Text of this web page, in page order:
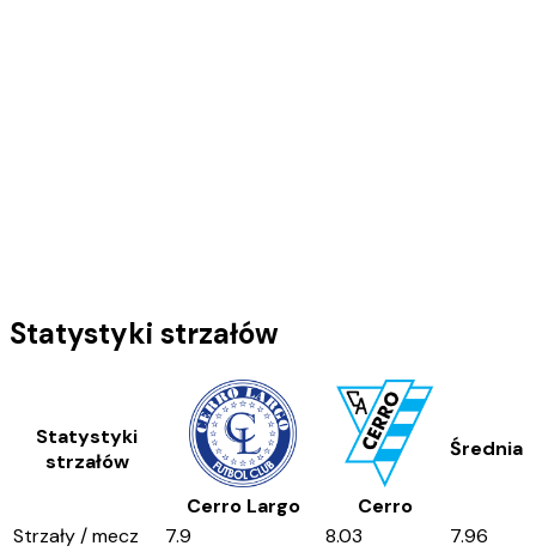
Statystyki strzałów
Statystyki
strzałów
Cerro Largo
Cerro
Średnia
Strzały / mecz 7.9 8.03
7.96